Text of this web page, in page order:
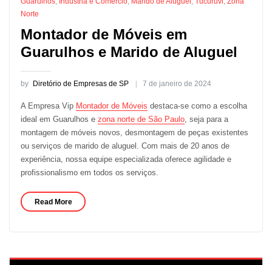
Norte
Montador de Móveis em
Guarulhos e Marido de Aluguel
by Diretório de Empresas de SP 7 de janeiro de 2024
A Empresa Vip Montador de Móveis destaca-se como a escolha
ideal em Guarulhos e zona norte de São Paulo, seja para a
montagem de móveis novos, desmontagem de peças existentes
ou serviços de marido de aluguel. Com mais de 20 anos de
experiência, nossa equipe especializada oferece agilidade e
profissionalismo em todos os serviços.
Read More